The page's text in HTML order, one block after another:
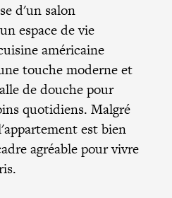
d'un salon
espace de vie
américaine
touche moderne et
de douche pour
quotidiens. Malgré
est bien
agréable pour vivre